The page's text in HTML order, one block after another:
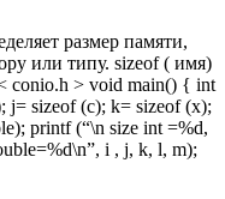
размер памяти,
или типу. sizeof ( имя)
conio.h > void main() { int
j= sizeof (c); k= sizeof (x);
printf (“\n size int =%d,
i , j, k, l, m);